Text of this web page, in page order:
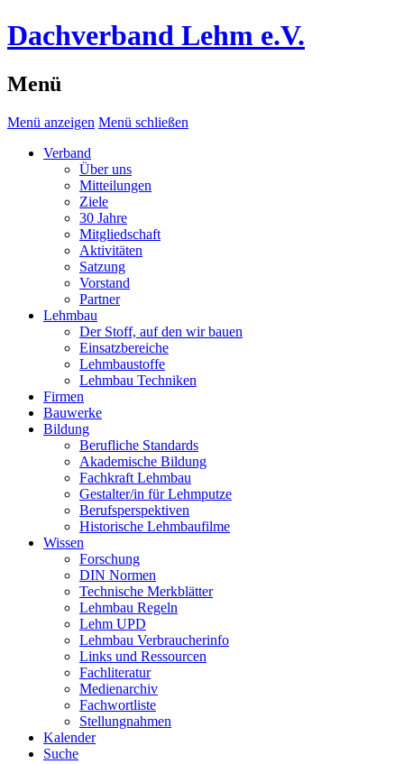
Dachverband Lehm e.V.
Menü
Menü anzeigen Menü schließen
Verband
Über uns
Mitteilungen
Ziele
30 Jahre
Mitgliedschaft
Aktivitäten
Satzung
Vorstand
Partner
Lehmbau
Der Stoff, auf den wir bauen
Einsatzbereiche
Lehmbaustoffe
Lehmbau Techniken
Firmen
Bauwerke
Bildung
Berufliche Standards
Akademische Bildung
Fachkraft Lehmbau
Gestalter/in für Lehmputze
Berufsperspektiven
Historische Lehmbaufilme
Wissen
Forschung
DIN Normen
Technische Merkblätter
Lehmbau Regeln
Lehm UPD
Lehmbau Verbraucherinfo
Links und Ressourcen
Fachliteratur
Medienarchiv
Fachwortliste
Stellungnahmen
Kalender
Suche